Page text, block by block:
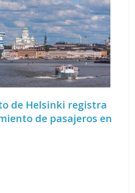
de Helsinki registra
de pasajeros en